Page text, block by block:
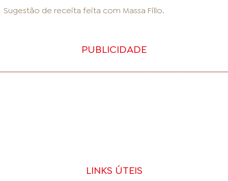
Sugestão de receita feita com Massa Fillo.
PUBLICIDADE
LINKS ÚTEIS